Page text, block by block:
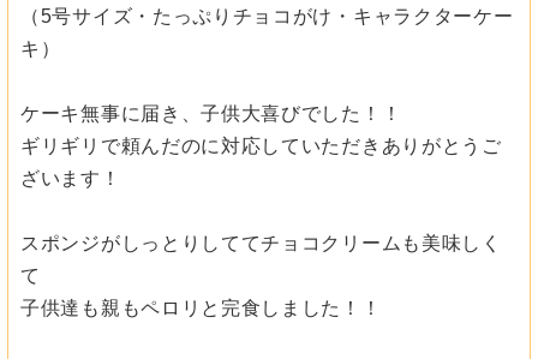
（5号サイズ・たっぷりチョコがけ・キャラクターケー
キ）
ケーキ無事に届き、子供大喜びでした！！
ギリギリで頼んだのに対応していただきありがとうご
ざいます！
スポンジがしっとりしててチョコクリームも美味しく
て
子供達も親もペロリと完食しました！！